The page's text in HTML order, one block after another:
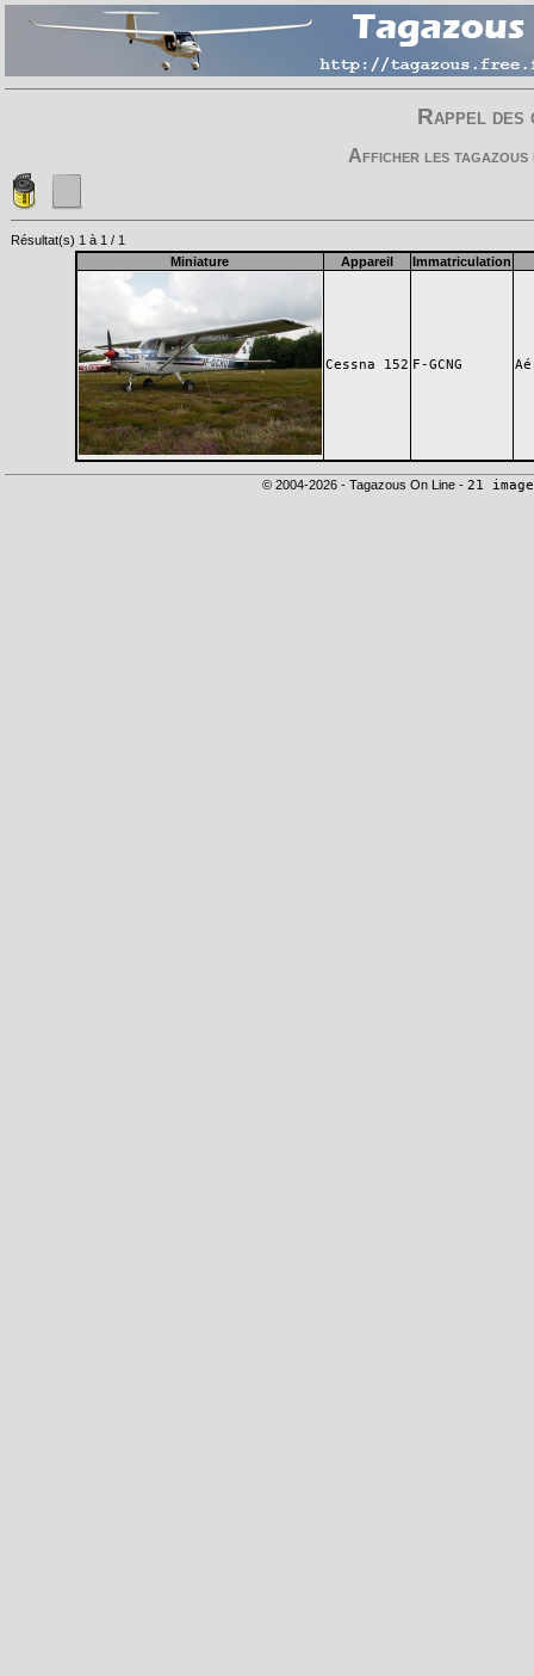
Rappel
Afficher les
Résultat(s) 1 à 1 / 1
Miniature
Appareil Immatriculation
Cessna 152 F-GCNG
© 2004-2026 - Tagazous On Line - 21